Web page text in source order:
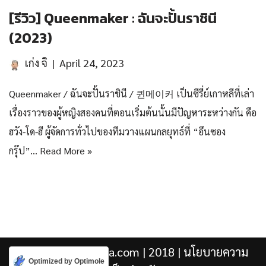
[รีวิว] Queenmaker : ฉันจะปั้นราชินี
(2023)
เก่ง จิ April 24, 2023
Queenmaker / ฉันจะปั้นราชินี / 퀸메이커 เป็นซีรี่ย์เกาหลีที่เล่า
เรื่องราวของผู้หญิงสองคนที่ตอนเริ่มต้นนั้นมีปัญหาระหว่างกัน คือ
ฮวัง-โด-ฮี ผู้จัดการทั่วไปของทีมวางแผนกลยุทธ์ที่ “อึนซอง
กรุ๊ป”… Read More »
Kengji.co & Punjira.com | 2018 | นโยบายความ
Optimized by Optimole